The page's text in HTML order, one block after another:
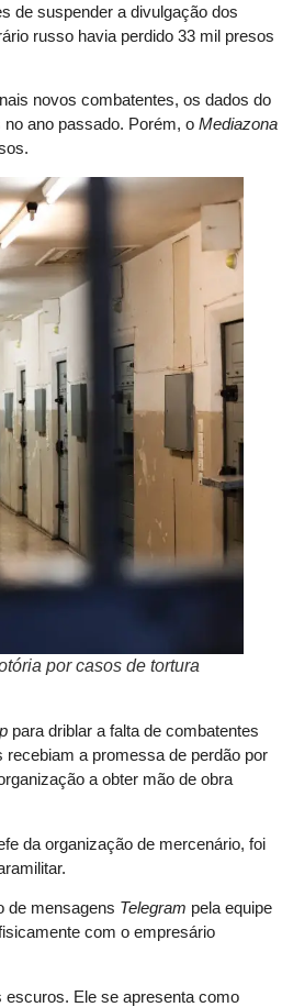
de suspender a divulgação dos
russo havia perdido 33 mil presos
novos combatentes, os dados do
ano passado. Porém, o Mediazona
por casos de tortura
para driblar a falta de combatentes
a promessa de perdão por
a obter mão de obra
da organização de mercenário, foi
de mensagens Telegram pela equipe
com o empresário
Ele se apresenta como